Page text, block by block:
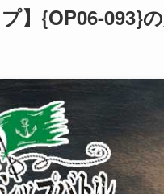
】{OP06-093}